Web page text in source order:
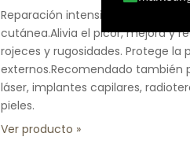
Reparación intensiva e
cutánea.Alivia el picor, mejora y
rojeces y rugosidades. Protege
externos.Recomendado también
láser, implantes capilares,
pieles.
Ver producto